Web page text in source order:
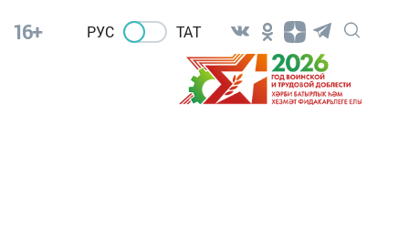
16+ РУС ТАТ